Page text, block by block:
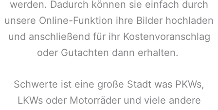
werden. Dadurch können sie einfach durch
unsere Online-Funktion ihre Bilder hochladen
und anschließend für ihr Kostenvoranschlag
oder Gutachten dann erhalten.
Schwerte ist eine große Stadt was PKWs,
LKWs oder Motorräder und viele andere